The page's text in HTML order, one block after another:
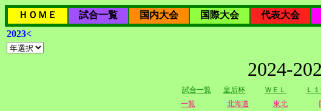
ＨＯＭＥ 試合一覧 国内大会 国際大会 代表大会
2023<
2024-
試合一覧 皇后杯 ＷＥＬ Ｌ
一覧
北海道 東北